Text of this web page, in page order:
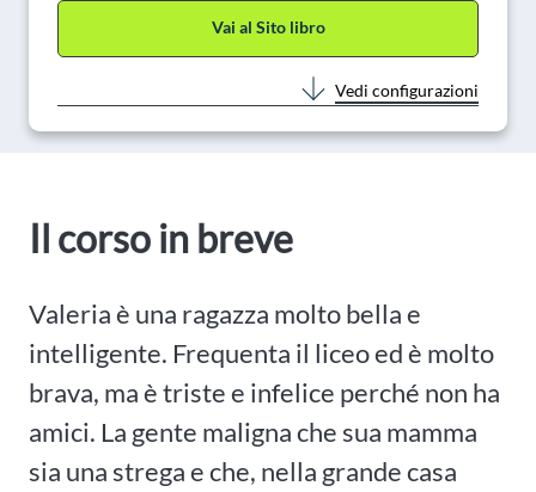
Vai al Sito libro
Vedi configurazioni
Il corso in breve
Valeria è una ragazza molto bella e
intelligente. Frequenta il liceo ed è molto
brava, ma è triste e infelice perché non ha
amici. La gente maligna che sua mamma
sia una strega e che, nella grande casa